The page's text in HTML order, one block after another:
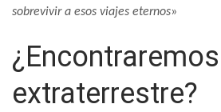
sobrevivir a esos viajes eternos»
extraterrestre?